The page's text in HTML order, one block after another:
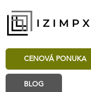
CENOVÁ PONUKA
BLOG